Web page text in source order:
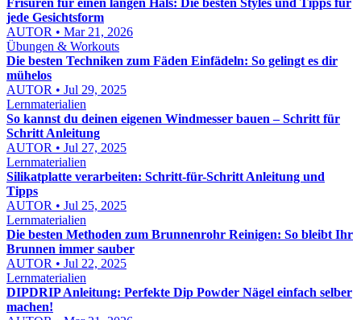
Frisuren für einen langen Hals: Die besten Styles und Tipps für
jede Gesichtsform
AUTOR • Mar 21, 2026
Übungen & Workouts
Die besten Techniken zum Fäden Einfädeln: So gelingt es dir
mühelos
AUTOR • Jul 29, 2025
Lernmaterialien
So kannst du deinen eigenen Windmesser bauen – Schritt für
Schritt Anleitung
AUTOR • Jul 27, 2025
Lernmaterialien
Silikatplatte verarbeiten: Schritt-für-Schritt Anleitung und
Tipps
AUTOR • Jul 25, 2025
Lernmaterialien
Die besten Methoden zum Brunnenrohr Reinigen: So bleibt Ihr
Brunnen immer sauber
AUTOR • Jul 22, 2025
Lernmaterialien
DIPDRIP Anleitung: Perfekte Dip Powder Nägel einfach selber
machen!